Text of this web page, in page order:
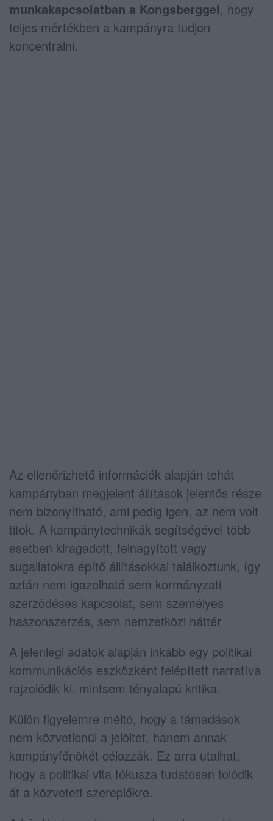
munkakapcsolatban a Kongsberggel, hogy
teljes mértékben a kampányra tudjon
koncentrálni.
Az ellenőrizhető információk alapján tehát
kampányban megjelent állítások jelentős része
nem bizonyítható, ami pedig igen, az nem volt
titok. A kampánytechnikák segítségével több
esetben kiragadott, felnagyított vagy
sugallatokra építő állításokkal találkoztunk, így
aztán nem igazolható sem kormányzati
szerződéses kapcsolat, sem személyes
haszonszerzés, sem nemzetközi háttér
A jelenlegi adatok alapján inkább egy politikai
kommunikációs eszközként felépített narratíva
rajzolódik ki, mintsem tényalapú kritika.
Külön figyelemre méltó, hogy a támadások
nem közvetlenül a jelöltet, hanem annak
kampányfőnökét célozzák. Ez arra utalhat,
hogy a politikai vita fókusza tudatosan tolódik
át a közvetett szereplőkre.